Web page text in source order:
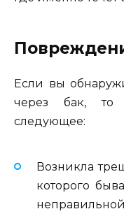
Если вы
через бак, то
следующее:
Возникла
которого